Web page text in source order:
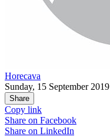
Horecava
Sunday, 15 September 2019
Share
Copy link
Share on Facebook
Share on LinkedIn